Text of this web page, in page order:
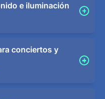
e iluminación
conciertos y